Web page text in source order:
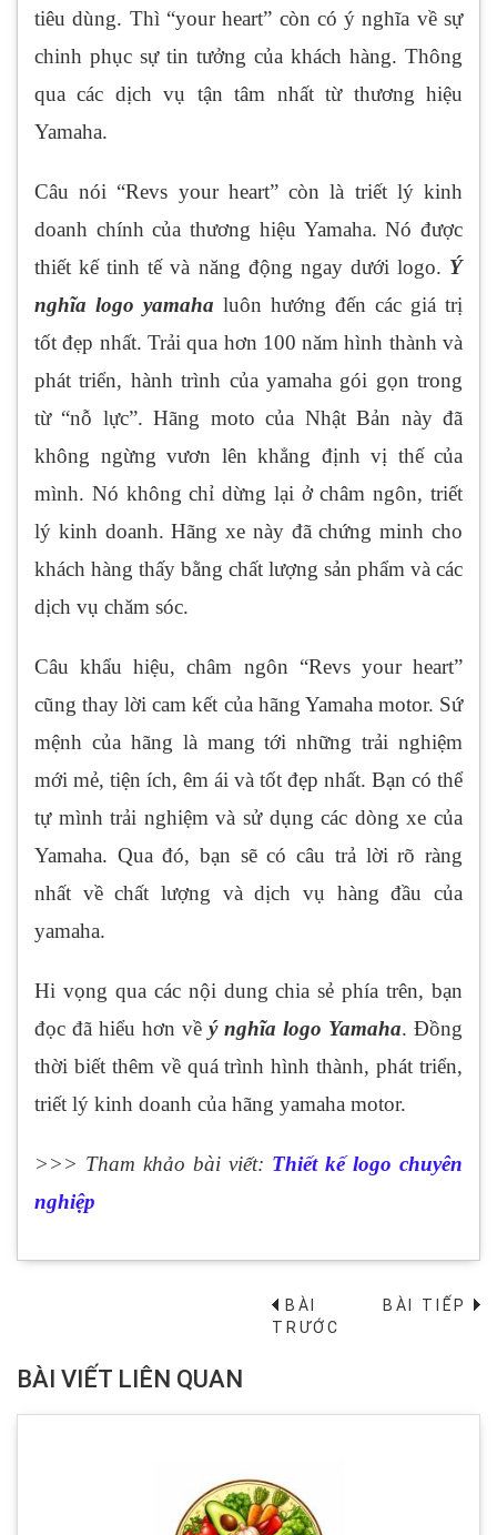
tiêu dùng. Thì “your heart” còn có ý nghĩa về sự
chinh phục sự tin tưởng của khách hàng. Thông
qua các dịch vụ tận tâm nhất từ thương hiệu
Yamaha.
Câu nói “Revs your heart” còn là triết lý kinh
doanh chính của thương hiệu Yamaha. Nó được
thiết kế tinh tế và năng động ngay dưới logo. Ý
nghĩa logo yamaha luôn hướng đến các giá trị
tốt đẹp nhất. Trải qua hơn 100 năm hình thành và
phát triển, hành trình của yamaha gói gọn trong
từ “nỗ lực”. Hãng moto của Nhật Bản này đã
không ngừng vươn lên khẳng định vị thế của
mình. Nó không chỉ dừng lại ở châm ngôn, triết
lý kinh doanh. Hãng xe này đã chứng minh cho
khách hàng thấy bằng chất lượng sản phẩm và các
dịch vụ chăm sóc.
Câu khẩu hiệu, châm ngôn “Revs your heart”
cũng thay lời cam kết của hãng Yamaha motor. Sứ
mệnh của hãng là mang tới những trải nghiệm
mới mẻ, tiện ích, êm ái và tốt đẹp nhất. Bạn có thể
tự mình trải nghiệm và sử dụng các dòng xe của
Yamaha. Qua đó, bạn sẽ có câu trả lời rõ ràng
nhất về chất lượng và dịch vụ hàng đầu của
yamaha.
Hi vọng qua các nội dung chia sẻ phía trên, bạn
đọc đã hiểu hơn về ý nghĩa logo Yamaha. Đồng
thời biết thêm về quá trình hình thành, phát triển,
triết lý kinh doanh của hãng yamaha motor.
>>> Tham khảo bài viết: Thiết kế logo chuyên
nghiệp
BÀI
TRƯỚC
BÀI TIẾP→
BÀI VIẾT LIÊN QUAN